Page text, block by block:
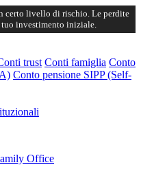
certo livello di rischio. Le perdite
tuo investimento iniziale.
trust Conti famiglia Conto
Conto pensione SIPP (Self-
Office